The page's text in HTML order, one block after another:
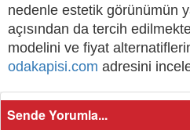
nedenle estetik görünümün
açısından da tercih
modelini ve fiyat
odakapisi.com adresini
Sende Yorumla...